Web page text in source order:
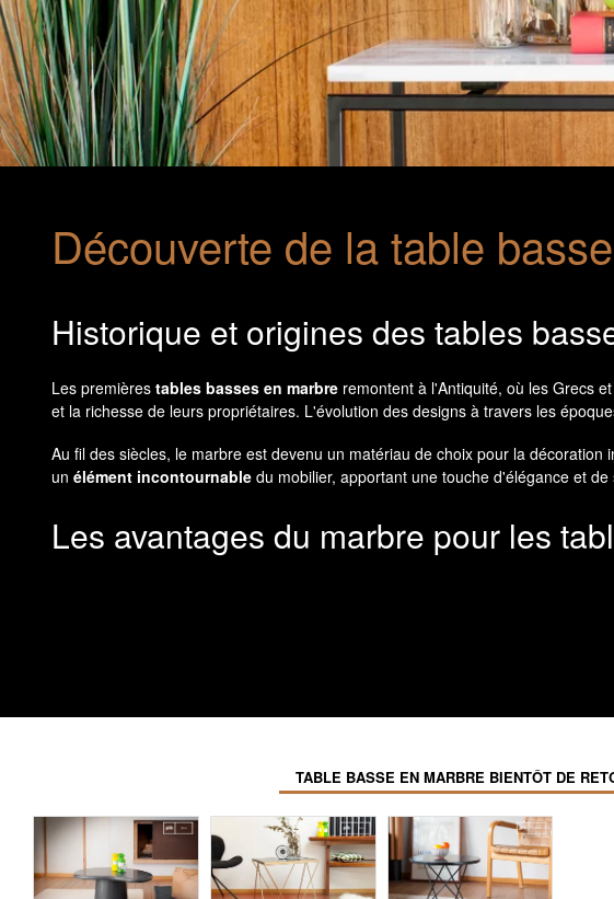
Découverte de la table
Historique et origines des tables
Les premières tables basses en marbre remontent à l'Antiquité, où les Grecs
et la richesse de leurs propriétaires. L'évolution des designs à travers les
Au fil des siècles, le marbre est devenu un matériau de choix pour la
un élément incontournable du mobilier, apportant une touche d'élégance et
Les avantages du marbre pour les
Les veines et les couleurs naturelles du marbre créent des motifs distincts et
, le marbre est un excellent choix.
Enfin, la variété des couleurs et des veines du marbre permet de créer des
Les styles de tables basses en marbre
Il existe de nombreux styles de tables basses en marbre, adaptés à différents
TABLE BASSE EN MARBRE BIENTÔT DE